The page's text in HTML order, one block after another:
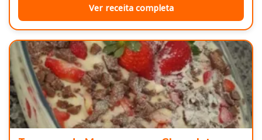
Ver receita completa